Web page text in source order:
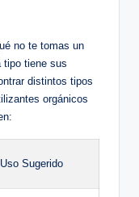
no te tomas un
tipo tiene sus
distintos tipos
orgánicos
Uso Sugerido